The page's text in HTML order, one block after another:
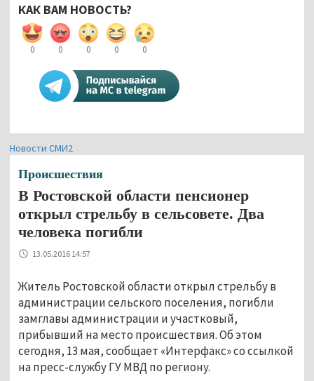
КАК ВАМ НОВОСТЬ?
0 0 0 0 0
Новости СМИ2
Происшествия
В Ростовской области пенсионер
открыл стрельбу в сельсовете. Два
человека погибли
13.05.2016 14:57
Житель Ростовской области открыл стрельбу в
администрации сельского поселения, погибли
замглавы администрации и участковый,
прибывший на место происшествия. Об этом
сегодня, 13 мая, сообщает «Интерфакс» со ссылкой
на пресс-службу ГУ МВД по региону.